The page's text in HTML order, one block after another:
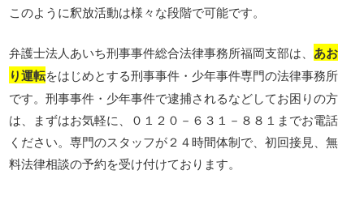
このように釈放活動は様々な段階で可能です。
弁護士法人あいち刑事事件総合法律事務所福岡支部は、 あお
り運転をはじめとする刑事事件・少年事件専門の法律事務所
です。刑事事件・少年事件で逮捕されるなどしてお困りの方
は、まずはお気軽に、０１２０－６３１－８８１までお電話
ください。専門のスタッフが２４時間体制で、初回接見、無
料法律相談の予約を受け付けております。